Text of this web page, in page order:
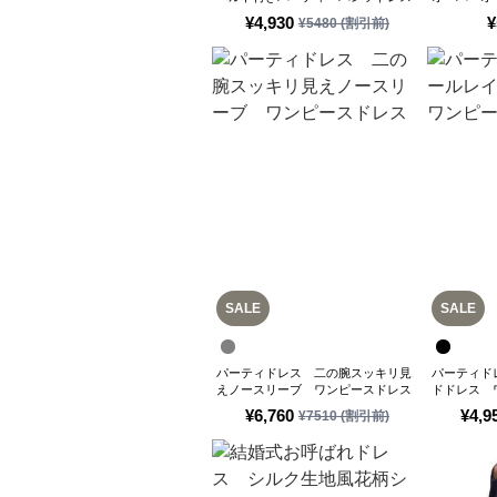
¥4,930 ¥5480(割引前) ¥
SALE
¥6,760 ¥7510(割引前)
パーティドレス 二の腕スッキリ見
えノースリーブ ワンピースドレス
SALE
¥
パーティ
ドドレス